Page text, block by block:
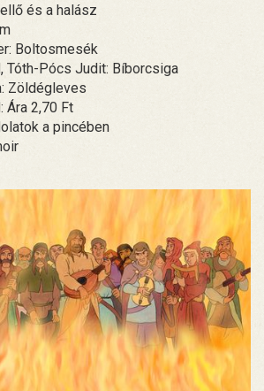
és a halász
Boltosmesék
Tóth-Pócs Judit: Bíborcsiga
Zöldégleves
Ára 2,70 Ft
a pincében